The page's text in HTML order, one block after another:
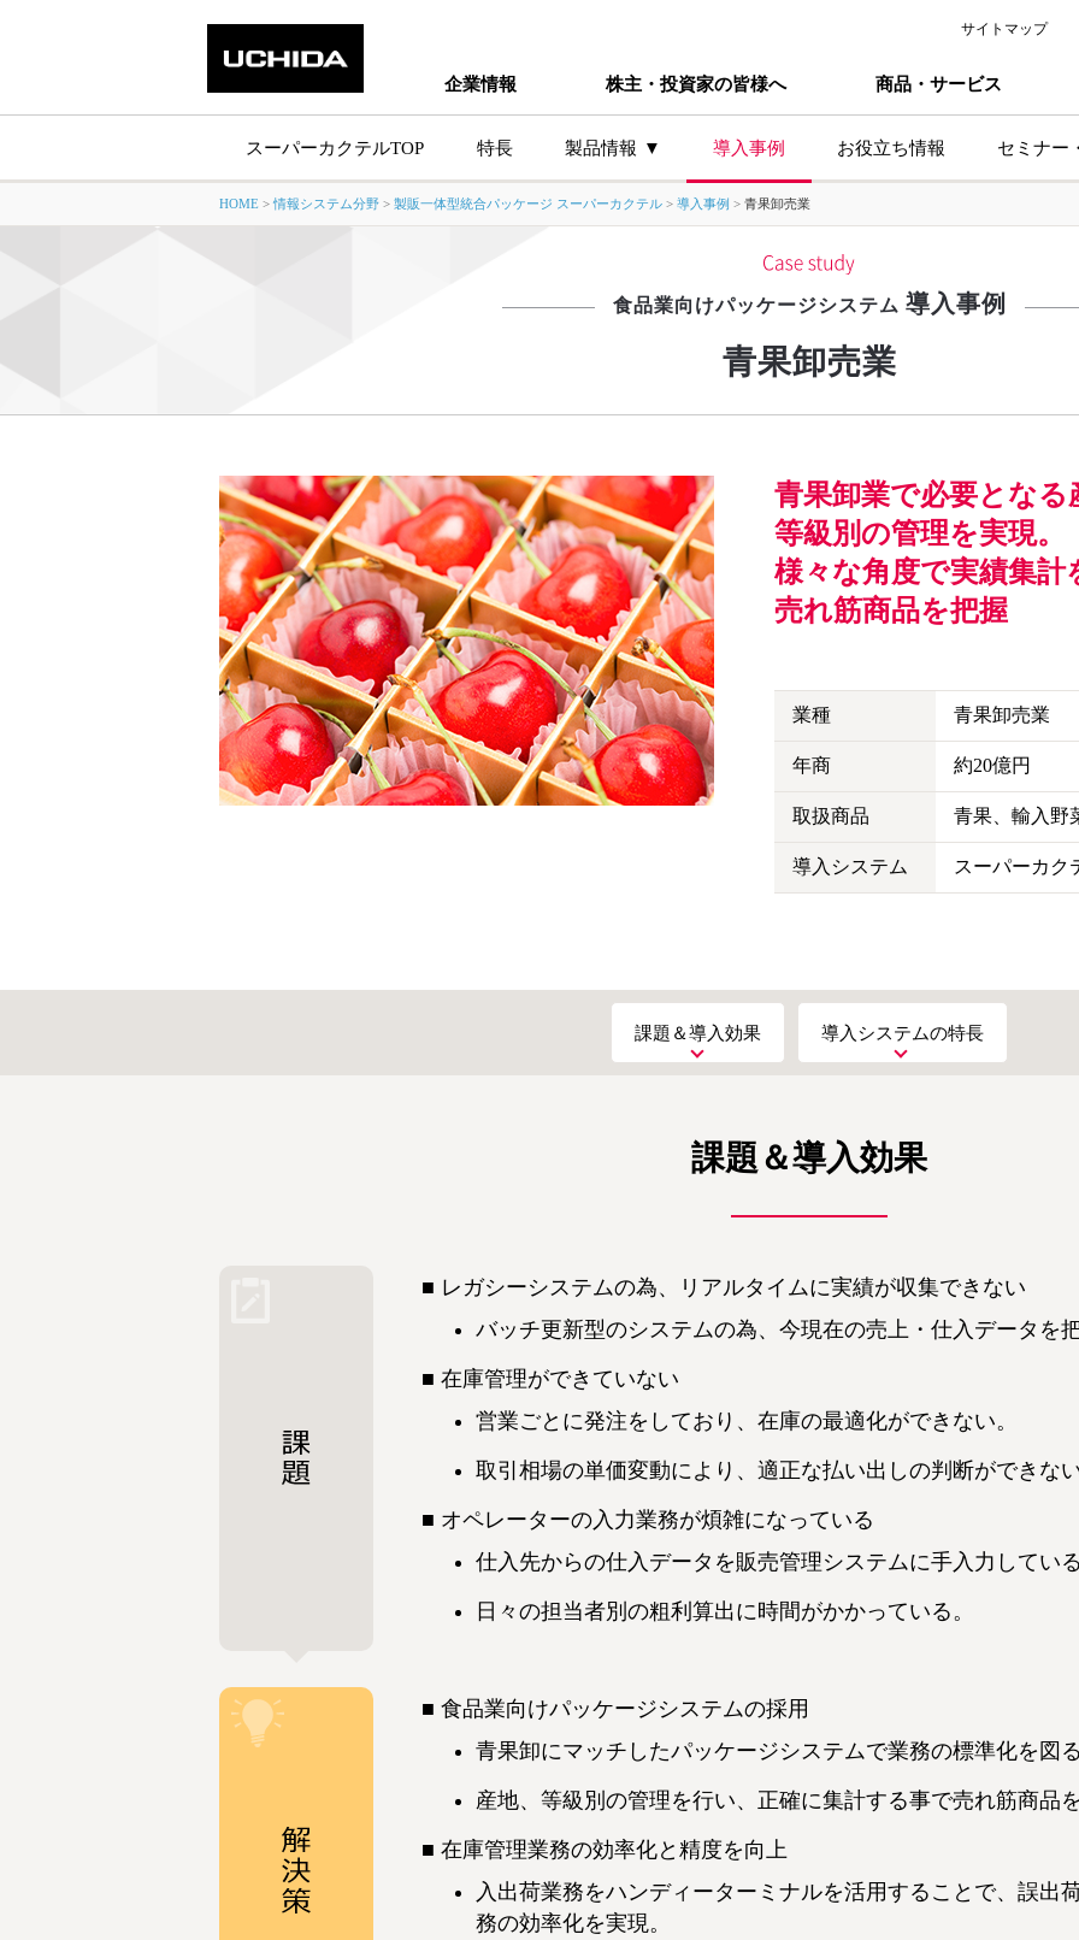
サイトマップ
企業情報 株主・投資家の皆様へ 商品・サービス
スーパーカクテルTOP 特長 製品情報
製品情報トップ
導入事例 お役立ち情報 セミナー
HOME >情報システム分野 > 製販一体型統合パッケージ スーパーカクテル > 導入事例 > 青果卸売業
食品業向けパッケージシステム 導入事例
青果卸売業
青果卸業で必要となる
等級別の管理を実現。
様々な角度で実績集計
売れ筋商品を把握
業種 青果卸売業
年商 約20億円
取扱商品 青果、輸入野
導入システム スーパーカク
課題＆導入効果 導入システムの特長
課題＆導入効果
レガシーシステムの為、リアルタイムに実績が収集できない
バッチ更新型のシステムの為、今現在の売上・仕入データを
在庫管理ができていない
営業ごとに発注をしており、在庫の最適化ができない。
取引相場の単価変動により、適正な払い出しの判断ができない
オペレーターの入力業務が煩雑になっている
仕入先からの仕入データを販売管理システムに手入力している
日々の担当者別の粗利算出に時間がかかっている。
食品業向けパッケージシステムの採用
青果卸にマッチしたパッケージシステムで業務の標準化を図る
産地、等級別の管理を行い、正確に集計する事で売れ筋商品を
在庫管理業務の効率化と精度を向上
入出荷業務をハンディーターミナルを活用することで、誤出
務の効率化を実現。